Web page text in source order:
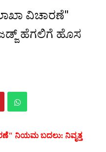
ವಿಚಾರಣೆ"
ಹೆಗಲಿಗೆ ಹೊಸ
ನಿಯಮ ಬದಲು: ನಿವೃತ್ತ